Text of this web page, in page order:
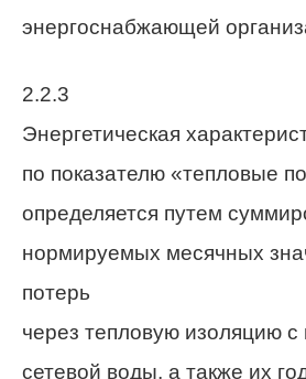
энергоснабжающей
2.2.3
Энергетическая
по показателю «тепловые
определяется путем
нормируемых месячных
потерь
через тепловую изоляцию с
сетевой воды, а также их